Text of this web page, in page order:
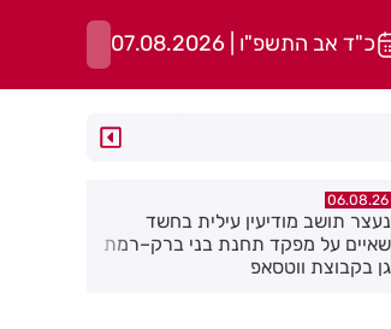
כ"ד אב התשפ"ו | 07.08.2026
06.08.26
מקהלה אחת לכולם בראשון לציון